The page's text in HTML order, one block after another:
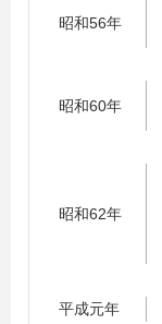
昭和56年
昭和60年
昭和62年
平成元年